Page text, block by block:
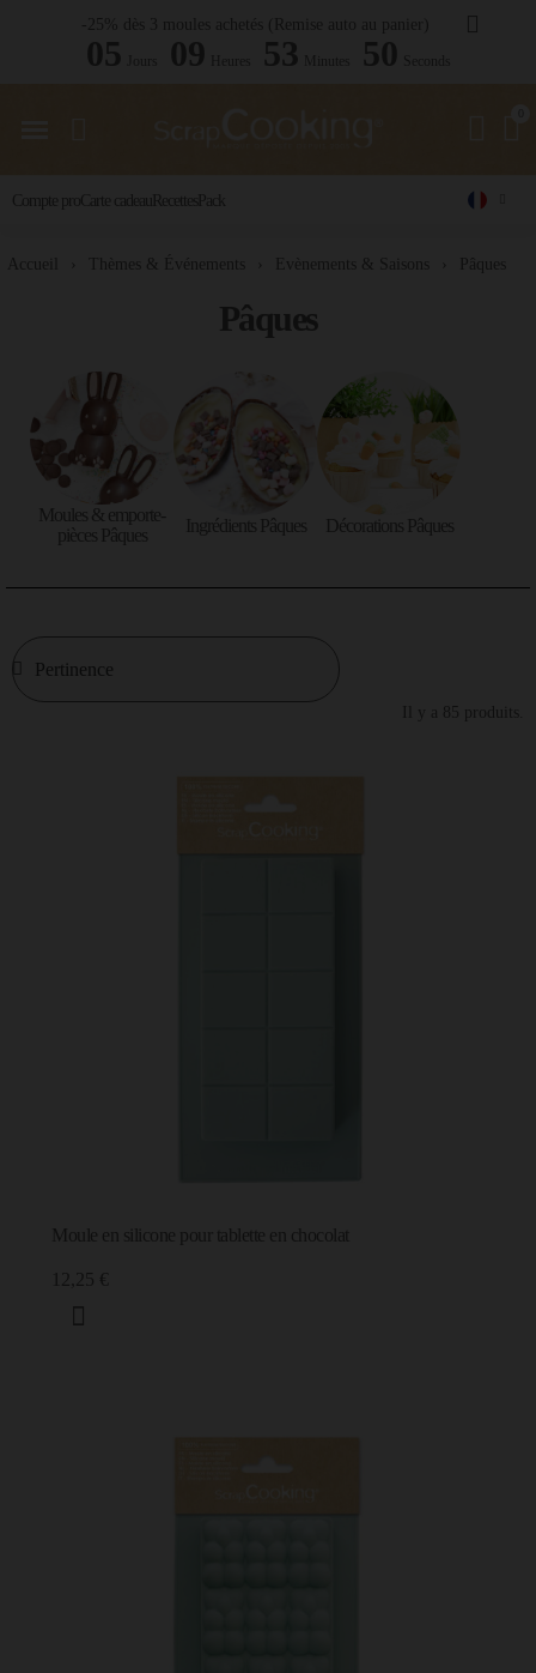
Compte pro Carte cadeau Recettes Pack
Accueil Thèmes & Événements Evènements & Saisons Pâques
Pâques
Moules & emporte-
pièces Pâques
Ingrédients Pâques Décorations Pâques
Il y a 85 produits.
Moule en silicone pour tablette en chocolat
12,25 €